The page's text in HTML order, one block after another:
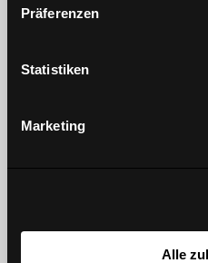
Präferenzen
Statistiken
Marketing
Alle
health are in harmony
products
sofas